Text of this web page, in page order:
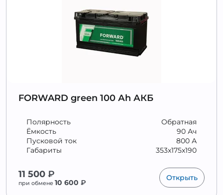
FORWARD green 100 Аh АКБ
Обратная
Полярность
90 Ач
Ёмкость
800 А
Пусковой ток
353x175x190
Габариты
11 500 ₽
при обмене 10 600 ₽
Открыть